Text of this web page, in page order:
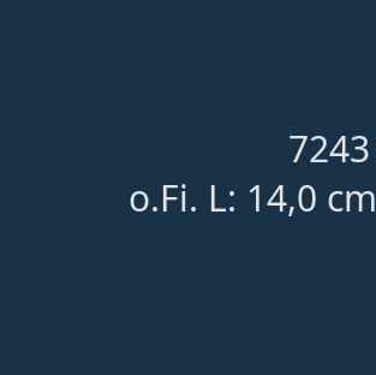
o.Fi. L: 14,0